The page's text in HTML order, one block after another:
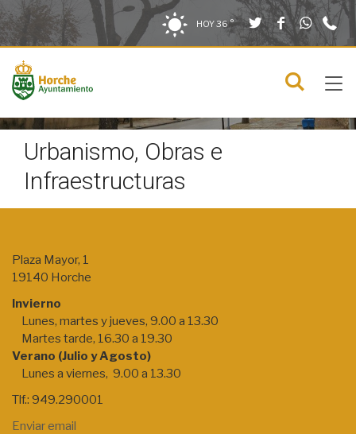
Saltar al contenido
Saltar a la navegación
Información de contacto HOY36 ° TwitterFacebook
menú
Urbanismo, Obras e
Infraestructuras
Plaza Mayor, 1
19140 Horche
Invierno
Lunes, martes y jueves, 9.00 a 13.30
Martes tarde, 16.30 a 19.30
Verano (Julio y Agosto)
Lunes a viernes, 9.00 a 13.30
Tlf.: 949.290001
Enviar email